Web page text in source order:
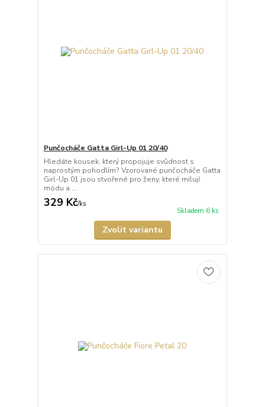
Punčocháče Gatta Girl-Up 01 20/40
Hledáte kousek, který propojuje svůdnost s
naprostým pohodlím? Vzorované punčocháče Gatta
Girl-Up 01 jsou stvořené pro ženy, které milují
módu a ...
329 Kč/ks
Skladem 6 ks
Zvolit variantu